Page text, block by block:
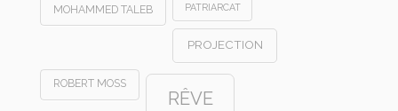
MOHAMMED TALEB PATRIARCAT
PROJECTION
ROBERT MOSS
RÊVE